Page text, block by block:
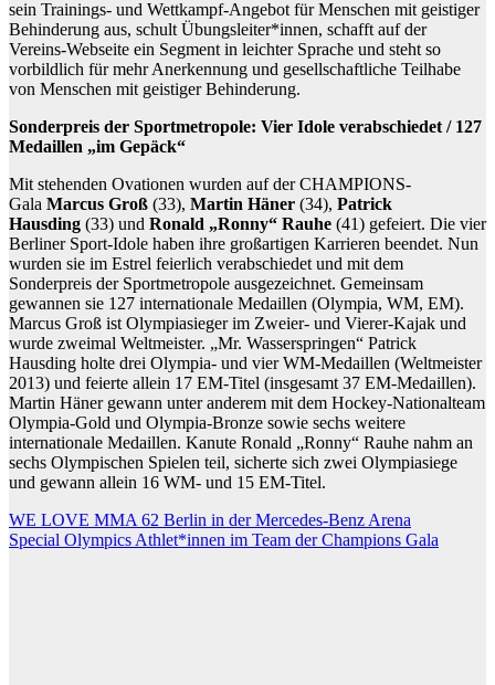
sein Trainings- und Wettkampf-Angebot für Menschen mit geistiger
Behinderung aus, schult Übungsleiter*innen, schafft auf der
Vereins-Webseite ein Segment in leichter Sprache und steht so
vorbildlich für mehr Anerkennung und gesellschaftliche Teilhabe
von Menschen mit geistiger Behinderung.
Sonderpreis der Sportmetropole: Vier Idole verabschiedet / 127
Medaillen „im Gepäck“
Mit stehenden Ovationen wurden auf der CHAMPIONS-
Gala Marcus Groß (33), Martin Häner (34), Patrick
Hausding (33) und Ronald „Ronny“ Rauhe (41) gefeiert. Die vier
Berliner Sport-Idole haben ihre großartigen Karrieren beendet. Nun
wurden sie im Estrel feierlich verabschiedet und mit dem
Sonderpreis der Sportmetropole ausgezeichnet. Gemeinsam
gewannen sie 127 internationale Medaillen (Olympia, WM, EM).
Marcus Groß ist Olympiasieger im Zweier- und Vierer-Kajak und
wurde zweimal Weltmeister. „Mr. Wasserspringen“ Patrick
Hausding holte drei Olympia- und vier WM-Medaillen (Weltmeister
2013) und feierte allein 17 EM-Titel (insgesamt 37 EM-Medaillen).
Martin Häner gewann unter anderem mit dem Hockey-Nationalteam
Olympia-Gold und Olympia-Bronze sowie sechs weitere
internationale Medaillen. Kanute Ronald „Ronny“ Rauhe nahm an
sechs Olympischen Spielen teil, sicherte sich zwei Olympiasiege
und gewann allein 16 WM- und 15 EM-Titel.
Beitragsnavigation
WE LOVE MMA 62 Berlin in der Mercedes-Benz Arena
Special Olympics Athlet*innen im Team der Champions Gala